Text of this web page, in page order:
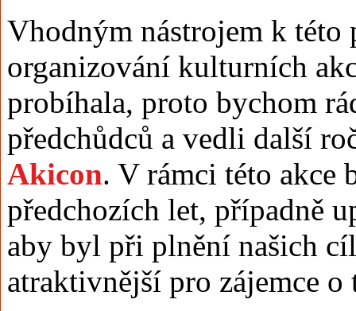
Vhodným nástrojem k této
organizování kulturních
probíhala, proto bychom
předchůdců a vedli další
Akicon. V rámci této akce
předchozích let, případně
aby byl při plnění našich
atraktivnější pro zájemce o